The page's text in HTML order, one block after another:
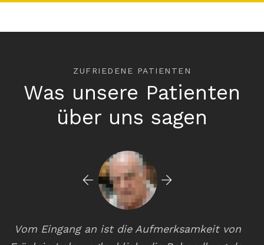
ZUFRIEDENE PATIENTEN
Was unsere Patienten
über uns sagen
Vom Eingang an ist die Aufmerksamkeit von